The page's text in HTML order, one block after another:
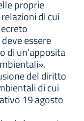
proprie
di cui
essere
di un’apposita
del diritto
di cui
19 agosto